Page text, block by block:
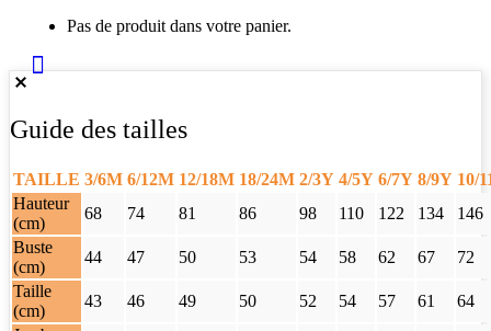
Pas de produit dans votre panier.
Guide des tailles
TAILLE 3/6M 6/12M 12/18M 18/24M 2/3Y 4/5Y 6/7Y 8/9Y 10/
Hauteur
(cm)
68 74 81 86 98 110 122 134
146
Buste
(cm)
44 47 50 53 54 58 62 67
72
Taille
(cm)
43 46 49 50 52 54 57 61
64